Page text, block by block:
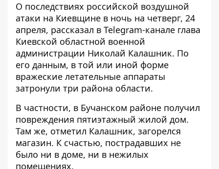
О последствиях российской воздушной
атаки на Киевщине в ночь на четверг, 24
апреля, рассказал в Telegram-канале глава
Киевской областной военной
администрации Николай Калашник. По
его данным, в той или иной форме
вражеские летательные аппараты
затронули три района области.
В частности, в Бучанском районе получил
повреждения пятиэтажный жилой дом.
Там же, отметил Калашник, загорелся
магазин. К счастью, пострадавших не
было ни в доме, ни в нежилых
помещениях.